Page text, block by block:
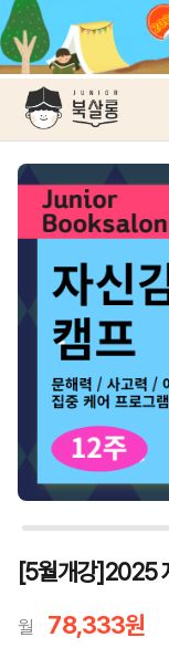
[5월개강]2025
월 78,333원